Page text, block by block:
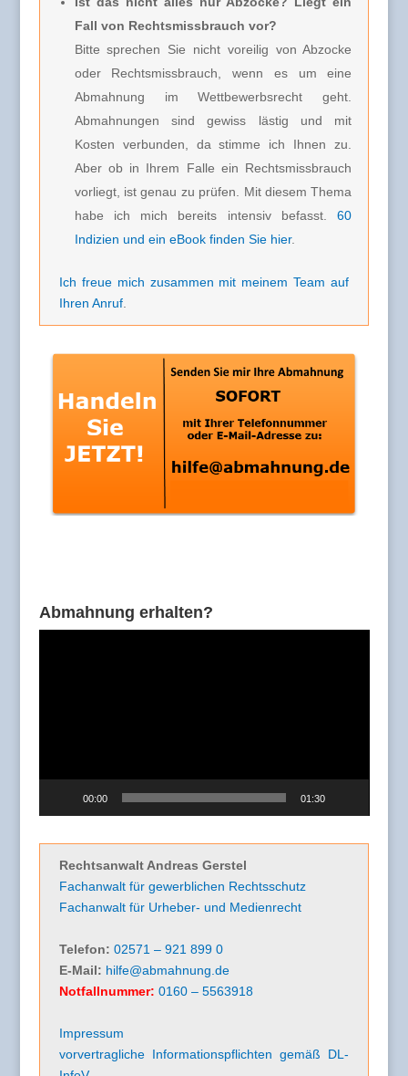
Fall von Rechtsmissbrauch vor?
Bitte sprechen Sie nicht voreilig von Abzocke
oder Rechtsmissbrauch, wenn es um eine
Abmahnung im Wettbewerbsrecht geht.
Abmahnungen sind gewiss lästig und mit
Kosten verbunden, da stimme ich Ihnen zu.
Aber ob in Ihrem Falle ein Rechtsmissbrauch
vorliegt, ist genau zu prüfen. Mit diesem Thema
habe ich mich bereits intensiv befasst.60
Indizien und ein eBook finden Sie hier.
Ich freue mich zusammen mit meinem Team auf
Ihren Anruf.
Abmahnung erhalten?
00:00 01:30
Rechtsanwalt Andreas Gerstel
Fachanwalt für gewerblichen Rechtsschutz
Fachanwalt für Urheber- und Medienrecht
Telefon: 02571 – 921 899 0
E-Mail: hilfe@abmahnung.de
Notfallnummer: 0160 – 5563918
Impressum
vorvertragliche Informationspflichten gemäß DL-